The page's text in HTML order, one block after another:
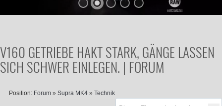
V160 GETRIEBE HAKT STARK, GÄNGE LASSEN
SICH SCHWER EINLEGEN. | FORUM
Position: Forum » Supra MK4 » Technik